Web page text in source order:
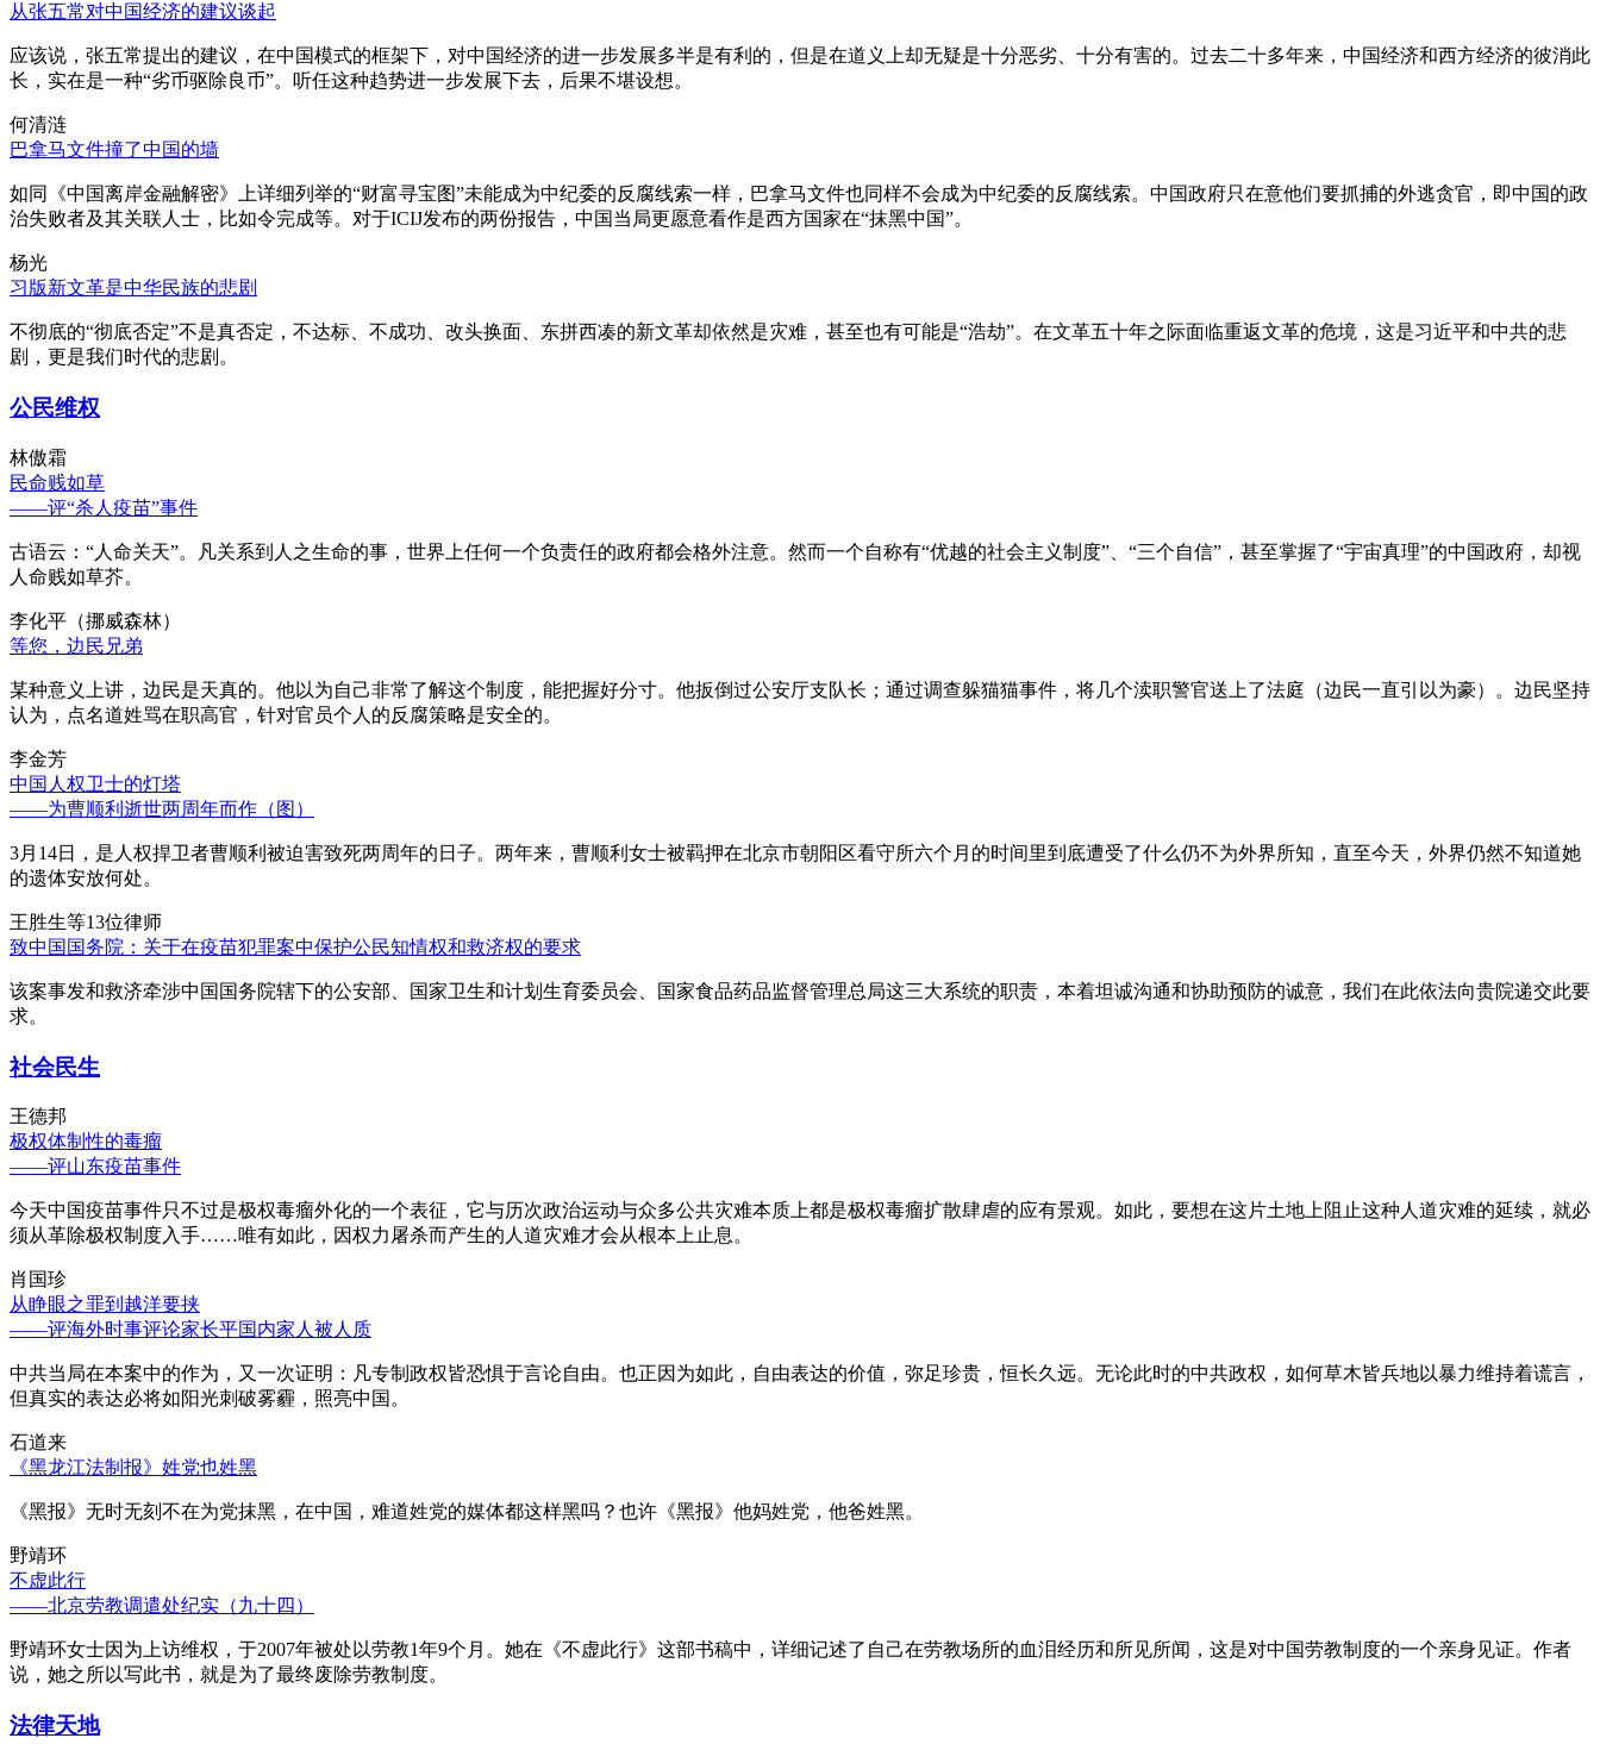
从张五常对中国经济的建议谈起
应该说，张五常提出的建议，在中国模式的框架下，对中国经济的进一步发展多半是有利的，但是在道义上却无疑是十分恶劣、十分有害的。过去二十多年来，中国经济和西方经济的彼消此
长，实在是一种“劣币驱除良币”。听任这种趋势进一步发展下去，后果不堪设想。
何清涟
巴拿马文件撞了中国的墙
如同《中国离岸金融解密》上详细列举的“财富寻宝图”未能成为中纪委的反腐线索一样，巴拿马文件也同样不会成为中纪委的反腐线索。中国政府只在意他们要抓捕的外逃贪官，即中国的政
治失败者及其关联人士，比如令完成等。对于ICIJ发布的两份报告，中国当局更愿意看作是西方国家在“抹黑中国”。
杨光
习版新文革是中华民族的悲剧
不彻底的“彻底否定”不是真否定，不达标、不成功、改头换面、东拼西凑的新文革却依然是灾难，甚至也有可能是“浩劫”。在文革五十年之际面临重返文革的危境，这是习近平和中共的悲
剧，更是我们时代的悲剧。
公民维权
林傲霜
民命贱如草
——评“杀人疫苗”事件
古语云：“人命关天”。凡关系到人之生命的事，世界上任何一个负责任的政府都会格外注意。然而一个自称有“优越的社会主义制度”、“三个自信”，甚至掌握了“宇宙真理”的中国政府，却视
人命贱如草芥。
李化平（挪威森林）
等您，边民兄弟
某种意义上讲，边民是天真的。他以为自己非常了解这个制度，能把握好分寸。他扳倒过公安厅支队长；通过调查躲猫猫事件，将几个渎职警官送上了法庭（边民一直引以为豪）。边民坚持
认为，点名道姓骂在职高官，针对官员个人的反腐策略是安全的。
李金芳
中国人权卫士的灯塔
——为曹顺利逝世两周年而作（图）
3月14日，是人权捍卫者曹顺利被迫害致死两周年的日子。两年来，曹顺利女士被羁押在北京市朝阳区看守所六个月的时间里到底遭受了什么仍不为外界所知，直至今天，外界仍然不知道她
的遗体安放何处。
王胜生等13位律师
致中国国务院：关于在疫苗犯罪案中保护公民知情权和救济权的要求
该案事发和救济牵涉中国国务院辖下的公安部、国家卫生和计划生育委员会、国家食品药品监督管理总局这三大系统的职责，本着坦诚沟通和协助预防的诚意，我们在此依法向贵院递交此要
求。
社会民生
王德邦
极权体制性的毒瘤
——评山东疫苗事件
今天中国疫苗事件只不过是极权毒瘤外化的一个表征，它与历次政治运动与众多公共灾难本质上都是极权毒瘤扩散肆虐的应有景观。如此，要想在这片土地上阻止这种人道灾难的延续，就必
须从革除极权制度入手……唯有如此，因权力屠杀而产生的人道灾难才会从根本上止息。
肖国珍
从睁眼之罪到越洋要挟
——评海外时事评论家长平国内家人被人质
中共当局在本案中的作为，又一次证明：凡专制政权皆恐惧于言论自由。也正因为如此，自由表达的价值，弥足珍贵，恒长久远。无论此时的中共政权，如何草木皆兵地以暴力维持着谎言，
但真实的表达必将如阳光刺破雾霾，照亮中国。
石道来
《黑龙江法制报》姓党也姓黑
《黑报》无时无刻不在为党抹黑，在中国，难道姓党的媒体都这样黑吗？也许《黑报》他妈姓党，他爸姓黑。
野靖环
不虚此行
——北京劳教调遣处纪实（九十四）
野靖环女士因为上访维权，于2007年被处以劳教1年9个月。她在《不虚此行》这部书稿中，详细记述了自己在劳教场所的血泪经历和所见所闻，这是对中国劳教制度的一个亲身见证。作者
说，她之所以写此书，就是为了最终废除劳教制度。
法律天地